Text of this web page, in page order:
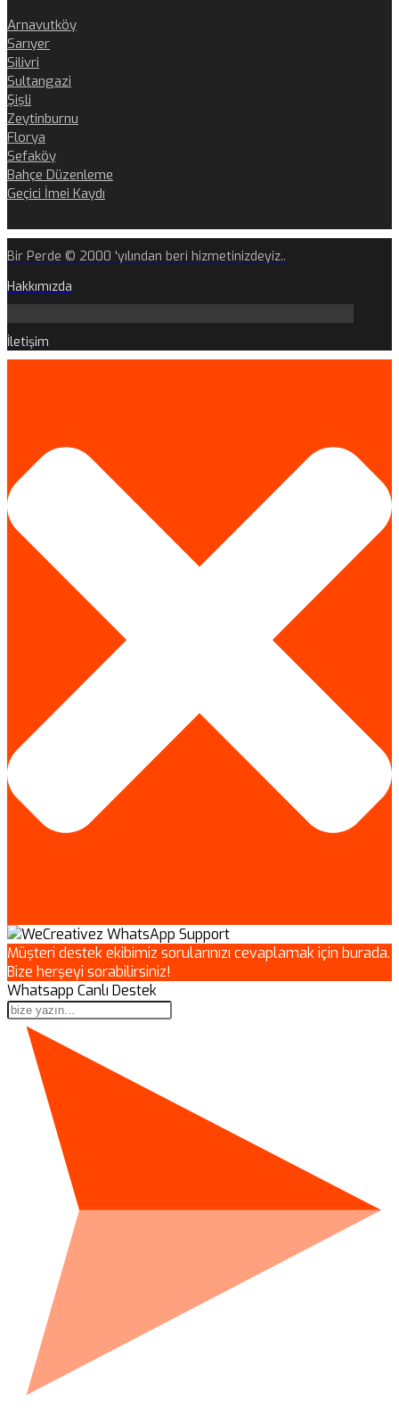
Arnavutköy
Sarıyer
Silivri
Sultangazi
Şişli
Zeytinburnu
Florya
Sefaköy
Bahçe Düzenleme
Geçici İmei Kaydı
Bir Perde © 2000 'yılından beri hizmetinizdeyiz..
Hakkımızda
İletişim
Müşteri destek ekibimiz sorularınızı cevaplamak için burada.
Bize herşeyi sorabilirsiniz!
Whatsapp Canlı Destek